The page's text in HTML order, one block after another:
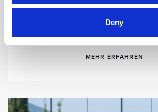
Deny
MEHR ERFAHREN